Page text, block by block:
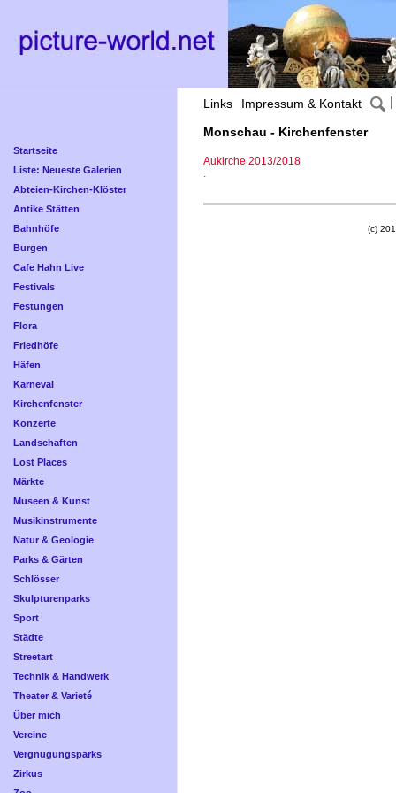
Links Impressum & Kontakt
Startseite
Liste: Neueste Galerien
Abteien-Kirchen-Klöster
Antike Stätten
Bahnhöfe
Burgen
Cafe Hahn Live
Festivals
Festungen
Flora
Friedhöfe
Häfen
Karneval
Kirchenfenster
Konzerte
Landschaften
Lost Places
Märkte
Museen & Kunst
Musikinstrumente
Natur & Geologie
Parks & Gärten
Schlösser
Skulpturenparks
Sport
Städte
Streetart
Technik & Handwerk
Theater & Varieté
Über mich
Vereine
Vergnügungsparks
Zirkus
Monschau - Kirchenfenster
Aukirche 2013/2018
.
(c)